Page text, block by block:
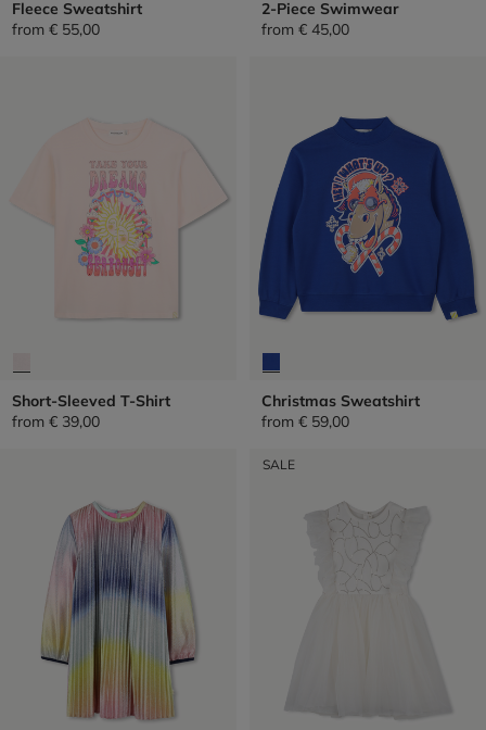
Fleece Sweatshirt
from € 55,00
2-Piece Swimwear
from € 45,00
Short-Sleeved T-Shirt
from € 39,00
Christmas Sweatshirt
from € 59,00
SALE